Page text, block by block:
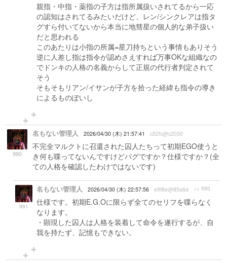
親指・中指・薬指の子方は指所属扱いされてるから一応
の認知はされてるみたいだけど、レン/シンクレアは指タ
グすら付いてないから本当に地彗星の個人的な弟子扱い
だと思われる
このあたりは小指の所属=星刀持ちという事情もありそう
逆に人差し指は指令が認めさえすれば万事OKな組織なの
でドンキの人格の名義からして正規の代行者判定されて
そう
そもそもリアン/イサンが子方を拾った経緯も指令の導き
によるものぽいし
990
名もない管理人 2026/04/30 (木) 21:57:41 c52fc@c2030
不完全マルクトに召還された囚人たちって初期EGO使うと
き何も喋ってないんですけどバグですか？仕様ですか？(全
ての人格を確認したわけではないです)
991
名もない管理人 2026/04/30 (木) 22:57:56 e9f8e@85a6d >> 990
仕様です。初期E.G.Oに限らず全てのセリフを喋らなく
なります。
・顕現した囚人は人格を装着して命令を遂行するが、自
我を持たず、記憶もできない。